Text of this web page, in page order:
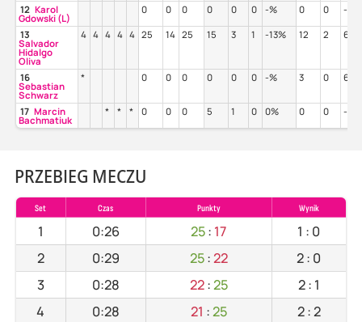
12 Karol
Gdowski (L)
0 0 0 0 0 0 -% 0 0 -%
13
Salvador
Hidalgo
Oliva
4 4 4 4 4 25 14 25 15 3 1 -13% 12 2 67%
16
Sebastian
Schwarz
* 0 0 0 0 0 0 -% 3 0 67%
17 Marcin
Bachmatiuk
* * * 0 0 0 5 1 0 0% 0 0 -%
PRZEBIEG MECZU
Set Czas Punkty Wynik
1 0:26 25: 17 1 : 0
2
0:29 25:22 2: 0
3
0:28 22:25 2: 1
4
0:28 21 :25 2:2